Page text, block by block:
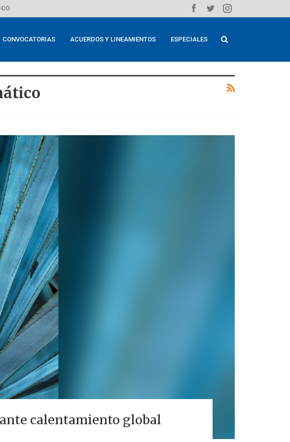
CONVOCATORIAS ACUERDOS Y LINEAMIENTOS ESPECIALES
calentamiento global